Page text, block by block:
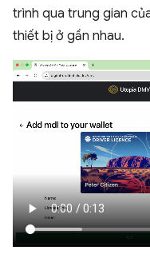
trình qua trung gian
thiết bị ở gần nhau.